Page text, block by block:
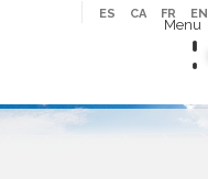
ES CA FR EN
Menu